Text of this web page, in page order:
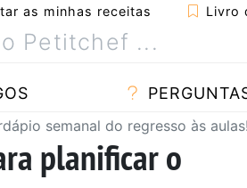
as minhas receitas Livro
semanal do regresso às aulas!
planificar o